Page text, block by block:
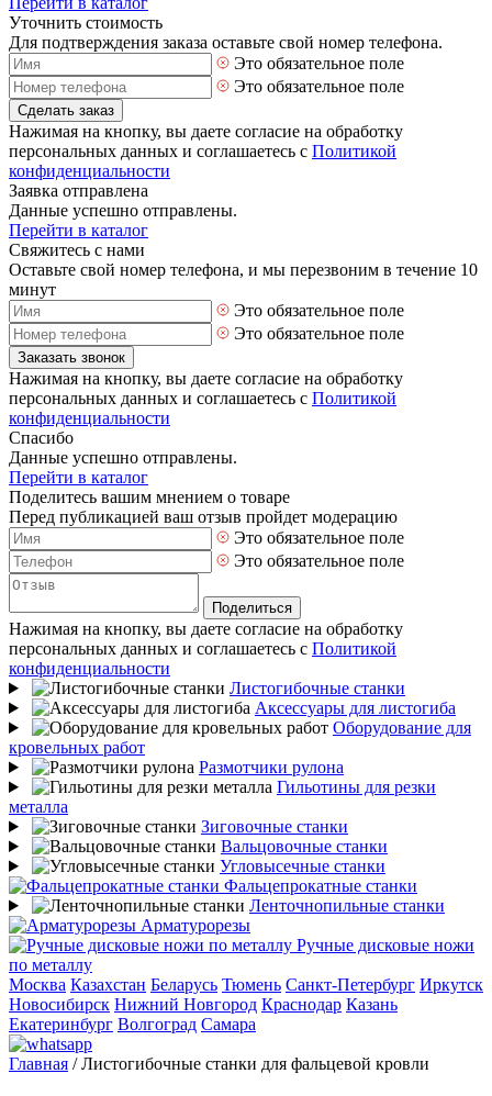
Уточнить стоимость
Для подтверждения заказа оставьте свой номер телефона.
Это обязательное поле
Это обязательное поле
Сделать заказ
Нажимая на кнопку, вы даете согласие на обработку
персональных данных и соглашаетесь с Политикой
конфиденциальности
Заявка отправлена
Данные успешно отправлены.
Перейти в каталог
Свяжитесь с нами
Оставьте свой номер телефона, и мы перезвоним в течение 10
минут
Это обязательное поле
Это обязательное поле
Заказать звонок
Нажимая на кнопку, вы даете согласие на обработку
персональных данных и соглашаетесь с Политикой
конфиденциальности
Спасибо
Данные успешно отправлены.
Перейти в каталог
Поделитесь вашим мнением о товаре
Перед публикацией ваш отзыв пройдет модерацию
Это обязательное поле
Это обязательное поле
Поделиться
Нажимая на кнопку, вы даете согласие на обработку
персональных данных и соглашаетесь с Политикой
конфиденциальности
Листогибочные станки
Аксессуары для листогиба
Оборудование для
кровельных работ
Размотчики рулона
Гильотины для резки
металла
Зиговочные станки
Вальцовочные станки
Угловысечные станки
Фальцепрокатные станки
Ленточнопильные станки
Арматурорезы
Ручные дисковые ножи
по металлу
Москва Казахстан Беларусь Тюмень Санкт-Петербург Иркутск
Новосибирск Нижний Новгород Краснодар Казань
Екатеринбург Волгоград Самара
Главная /Листогибочные станки для фальцевой кровли